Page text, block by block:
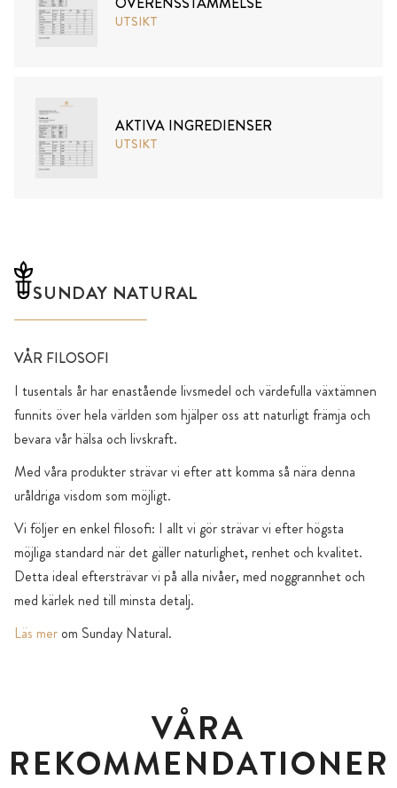
UTSIKT
AKTIVA INGREDIENSER
UTSIKT
SUNDAY NATURAL
VÅR FILOSOFI
I tusentals år har enastående livsmedel och värdefulla växtämnen
funnits över hela världen som hjälper oss att naturligt främja och
bevara vår hälsa och livskraft.
Med våra produkter strävar vi efter att komma så nära denna
uråldriga visdom som möjligt.
Vi följer en enkel filosofi: I allt vi gör strävar vi efter högsta
möjliga standard när det gäller naturlighet, renhet och kvalitet.
Detta ideal eftersträvar vi på alla nivåer, med noggrannhet och
med kärlek ned till minsta detalj.
Läs mer om Sunday Natural.
VÅRA
REKOMMENDATIONER